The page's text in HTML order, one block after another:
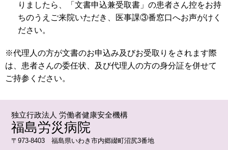
りましたら、「文書申込兼受取書」の患者さん控をお持
ちのうえご来院いただき、医事課③番窓口へお声がけく
ださい。
※代理人の方が文書のお申込み及びお受取りをされます際
は、患者さんの委任状、及び代理人の方の身分証を併せて
ご持参ください。
独立行政法人 労働者健康安全機構
福島労災病院
〒973-8403 福島県いわき市内郷綴町沼尻3番地